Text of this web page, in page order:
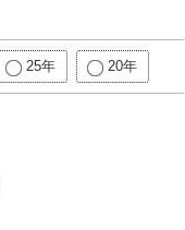
25年 20年